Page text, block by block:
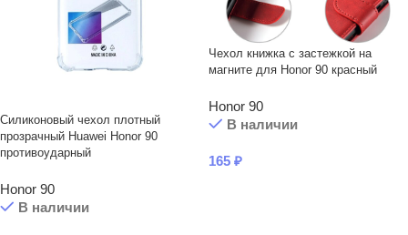
Силиконовый чехол плотный
прозрачный Huawei Honor 90
противоударный
Honor 90
В наличии
Чехол книжка с застежкой на
магните для Honor 90 красный
Honor 90
В наличии
165 ₽